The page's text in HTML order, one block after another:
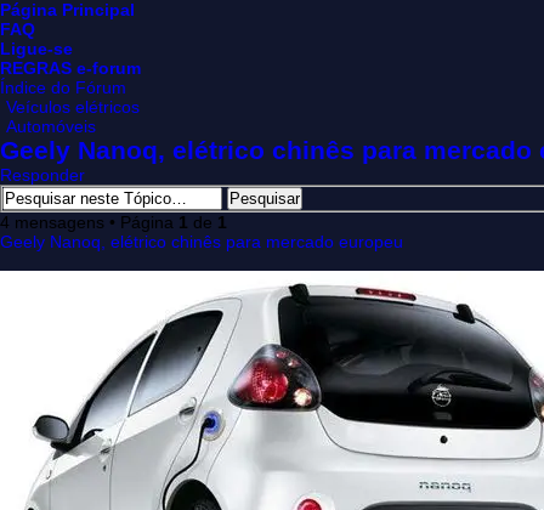
Página Principal
FAQ
Ligue-se
REGRAS e-forum
Índice do Fórum
Veículos elétricos
Automóveis
Geely Nanoq, elétrico chinês para mercado
Responder
4 mensagens • Página 1 de 1
Geely Nanoq, elétrico chinês para mercado europeu